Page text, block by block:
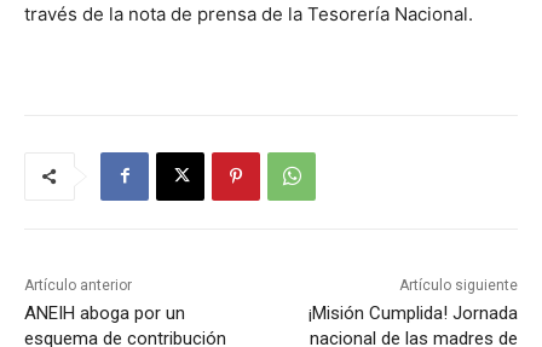
través de la nota de prensa de la Tesorería Nacional.
Artículo anterior
ANEIH aboga por un
esquema de contribución
Artículo siguiente
¡Misión Cumplida! Jornada
nacional de las madres de